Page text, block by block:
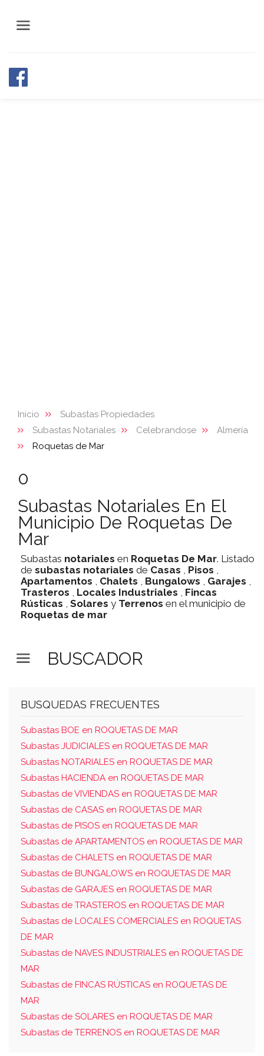
Inicio
Subastas Propiedades
Subastas Notariales
Celebrandose
Almería
Roquetas de Mar
0
Subastas Notariales En El
Municipio De Roquetas De
Mar
Subastas notariales en Roquetas De Mar. Listado
de subastas notariales de Casas , Pisos ,
Apartamentos , Chalets , Bungalows , Garajes ,
Trasteros , Locales Industriales , Fincas
Rústicas , Solares y Terrenos en el municipio de
Roquetas de mar
BUSCADOR
BUSQUEDAS FRECUENTES
Subastas BOE en ROQUETAS DE MAR
Subastas JUDICIALES en ROQUETAS DE MAR
Subastas NOTARIALES en ROQUETAS DE MAR
Subastas HACIENDA en ROQUETAS DE MAR
Subastas de VIVIENDAS en ROQUETAS DE MAR
Subastas de CASAS en ROQUETAS DE MAR
Subastas de PISOS en ROQUETAS DE MAR
Subastas de APARTAMENTOS en ROQUETAS DE MAR
Subastas de CHALETS en ROQUETAS DE MAR
Subastas de BUNGALOWS en ROQUETAS DE MAR
Subastas de GARAJES en ROQUETAS DE MAR
Subastas de TRASTEROS en ROQUETAS DE MAR
Subastas de LOCALES COMERCIALES en ROQUETAS
DE MAR
Subastas de NAVES INDUSTRIALES en ROQUETAS DE
MAR
Subastas de FINCAS RÚSTICAS en ROQUETAS DE
MAR
Subastas de SOLARES en ROQUETAS DE MAR
Subastas de TERRENOS en ROQUETAS DE MAR